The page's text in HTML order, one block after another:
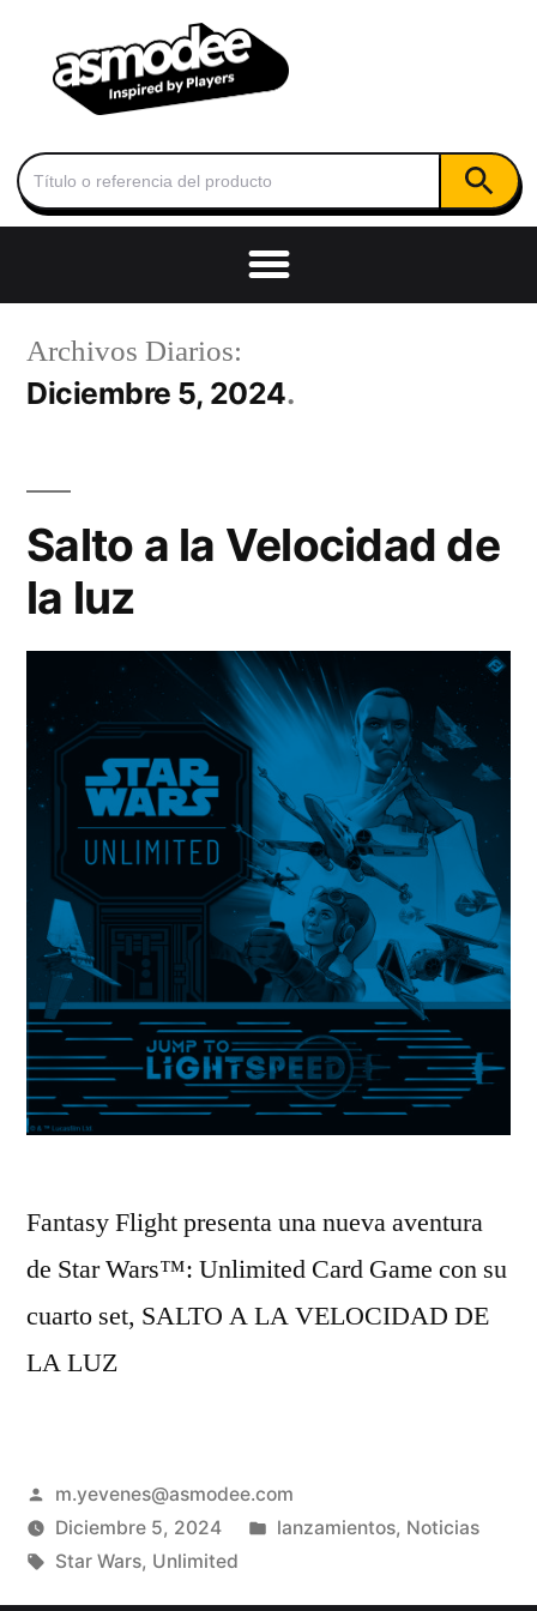
Buscar: Botón de
Archivos Diarios:
Diciembre 5, 2024
Salto a la Velocidad de
la luz
Fantasy Flight presenta una nueva aventura
de Star Wars™: Unlimited Card Game con su
cuarto set, SALTO A LA VELOCIDAD DE
LA LUZ
m.yevenes@asmodee.com
Diciembre 5, 2024
lanzamientos, Noticias
Star Wars, Unlimited